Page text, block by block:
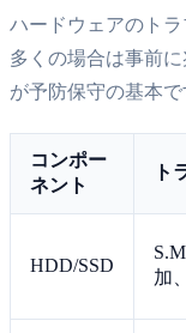
ハードウェアのト
多くの場合は事前
が予防保守の基本で
コンポー
ネント
ト
HDD/SSD
加